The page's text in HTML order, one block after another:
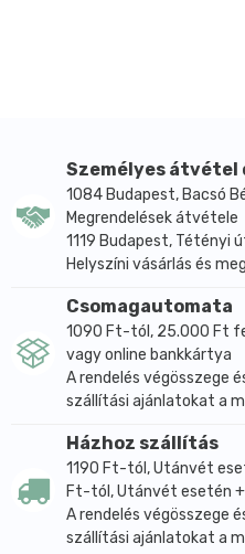
Tartósítószert nem
akár egy évig is
hűtőszekrényben kell
Űrtartalma: 312 ml
Személyes átvétel
1084 Budapest, Bacsó
Megrendelések átvétele
1119 Budapest, Tétényi
Helyszíni vásárlás és
Csomagautomata
1090 Ft-tól, 25.000 Ft
vagy online bankkártya
A rendelés végösszege
szállítási ajánlatokat a
Házhoz szállítás
1190 Ft-tól, Utánvét
Ft-tól, Utánvét esetén
A rendelés végösszege
szállítási ajánlatokat a